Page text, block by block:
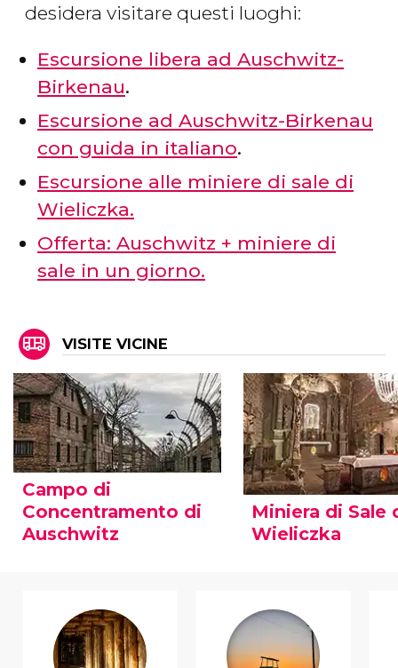
desidera visitare questi luoghi:
Escursione libera ad Auschwitz-
Birkenau.
Escursione ad Auschwitz-Birkenau
con guida in italiano.
Escursione alle miniere di sale di
Wieliczka.
Offerta: Auschwitz + miniere di
sale in un giorno.
VISITE VICINE
Campo di
Concentramento di
Auschwitz
Miniera di Sale
Wieliczka